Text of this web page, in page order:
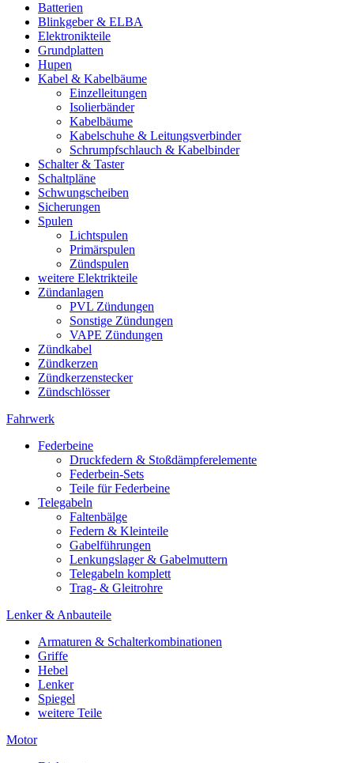
Batterien
Blinkgeber & ELBA
Elektronikteile
Grundplatten
Hupen
Kabel & Kabelbäume
Einzelleitungen
Isolierbänder
Kabelbäume
Kabelschuhe & Leitungsverbinder
Schrumpfschlauch & Kabelbinder
Schalter & Taster
Schaltpläne
Schwungscheiben
Sicherungen
Spulen
Lichtspulen
Primärspulen
Zündspulen
weitere Elektrikteile
Zündanlagen
PVL Zündungen
Sonstige Zündungen
VAPE Zündungen
Zündkabel
Zündkerzen
Zündkerzenstecker
Zündschlösser
Fahrwerk
Federbeine
Druckfedern & Stoßdämpferelemente
Federbein-Sets
Teile für Federbeine
Telegabeln
Faltenbälge
Federn & Kleinteile
Gabelführungen
Lenkungslager & Gabelmuttern
Telegabeln komplett
Trag- & Gleitrohre
Lenker & Anbauteile
Armaturen & Schalterkombinationen
Griffe
Hebel
Lenker
Spiegel
weitere Teile
Motor